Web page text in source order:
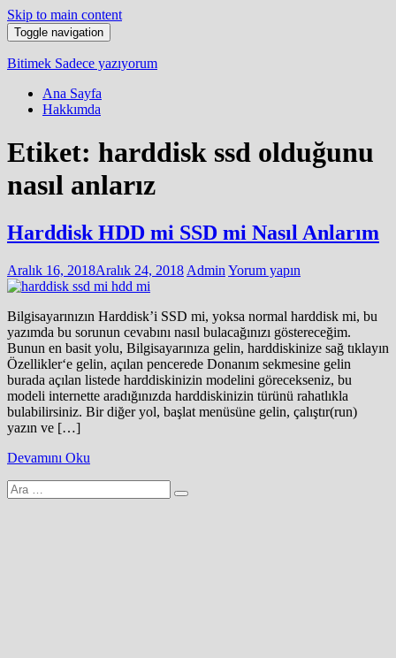
Skip to main content
Toggle navigation
Bitimek Sadece yazıyorum
Ana Sayfa
Hakkımda
Etiket: harddisk ssd olduğunu
nasıl anlarız
Harddisk HDD mi SSD mi Nasıl Anlarım
Aralık 16, 2018Aralık 24, 2018 Admin Yorum yapın
Bilgisayarınızın Harddisk’i SSD mi, yoksa normal harddisk mi, bu
yazımda bu sorunun cevabını nasıl bulacağınızı göstereceğim.
Bunun en basit yolu, Bilgisayarınıza gelin, harddiskinize sağ tıklayın
Özellikler‘e gelin, açılan pencerede Donanım sekmesine gelin
burada açılan listede harddiskinizin modelini görecekseniz, bu
modeli internette aradığınızda harddiskinizin türünü rahatlıkla
bulabilirsiniz. Bir diğer yol, başlat menüsüne gelin, çalıştır(run)
yazın ve […]
Devamını Oku
Arama
yap: